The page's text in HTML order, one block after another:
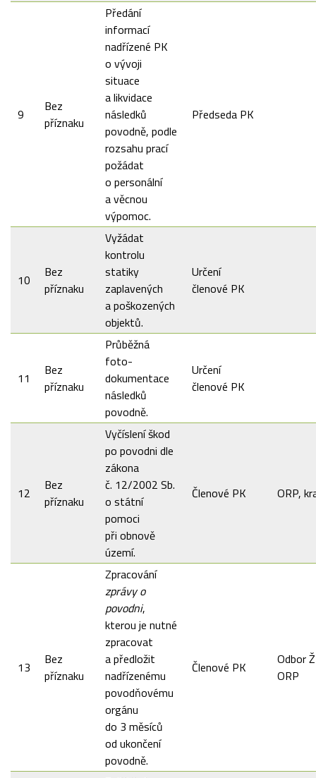
9
Bez
příznaku
Předání
informací
nadřízené PK
o vývoji
situace
a likvidace
následků
povodně, podle
rozsahu prací
požádat
o personální
a věcnou
výpomoc.
Předseda PK
10
Bez
příznaku
Vyžádat
kontrolu
statiky
zaplavených
a poškozených
objektů.
Určení
členové PK
11
Bez
příznaku
Průběžná
foto-
dokumentace
následků
povodně.
Určení
členové PK
12
Bez
příznaku
Vyčíslení škod
po povodni dle
zákona
č. 12/2002 Sb.
o státní
pomoci
při obnově
území.
Členové PK ORP,
13
Bez
příznaku
Zpracování
zprávy o
povodni,
kterou je nutné
zpracovat
a předložit
nadřízenému
povodňovému
orgánu
do 3 měsíců
od ukončení
povodně.
Členové PK
Odbor
ORP